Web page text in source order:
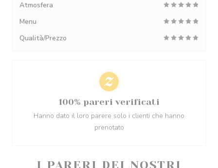
I PARERI DEI NOSTRI
Atmosfera
Menu
Qualità/Prezzo
100% pareri verificati
Hanno dato il loro parere solo i clienti che hanno
prenotato